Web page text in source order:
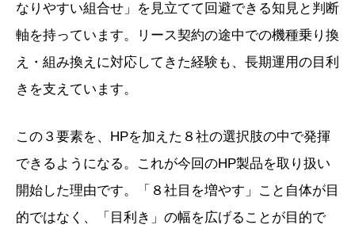
なりやすい組合せ」を見立てて回避できる知見と判断
軸を持っています。リース契約の途中での機種乗り換
え・組み換えに対応してきた経験も、長期運用の目利
きを支えています。
この３要素を、HPを加えた８社の選択肢の中で発揮
できるようになる。これが今回のHP製品を取り扱い
開始した理由です。「８社目を増やす」こと自体が目
的ではなく、「目利き」の幅を広げることが目的で